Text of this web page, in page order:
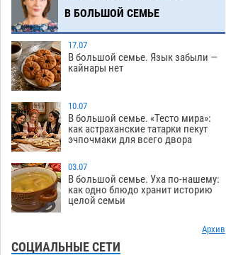
07:38
Арендатор заплатит миллионы за
порчу солью астраханских
сельхозугодий
20:27
Завтра погода вновь заставит
астраханцев жариться
19:07
Уникальные артефакты Золотой Орды
выставили в астраханском музее
05.08
18:29
Маленькую девочку увезли в больницу
после ДТП у «Алимпика» в Астрахани
воробьев стартует в Астрахани
В БОЛЬШОЙ СЕМЬЕ
17.07
В большой семье. Язык забыли —
кайнары нет
10.07
В большой семье. «Тесто мира»:
как астраханские татарки пекут
эчпочмаки для всего двора
03.07
В большой семье. Уха по-нашему:
как одно блюдо хранит историю
целой семьи
Архив
СОЦИАЛЬНЫЕ СЕТИ